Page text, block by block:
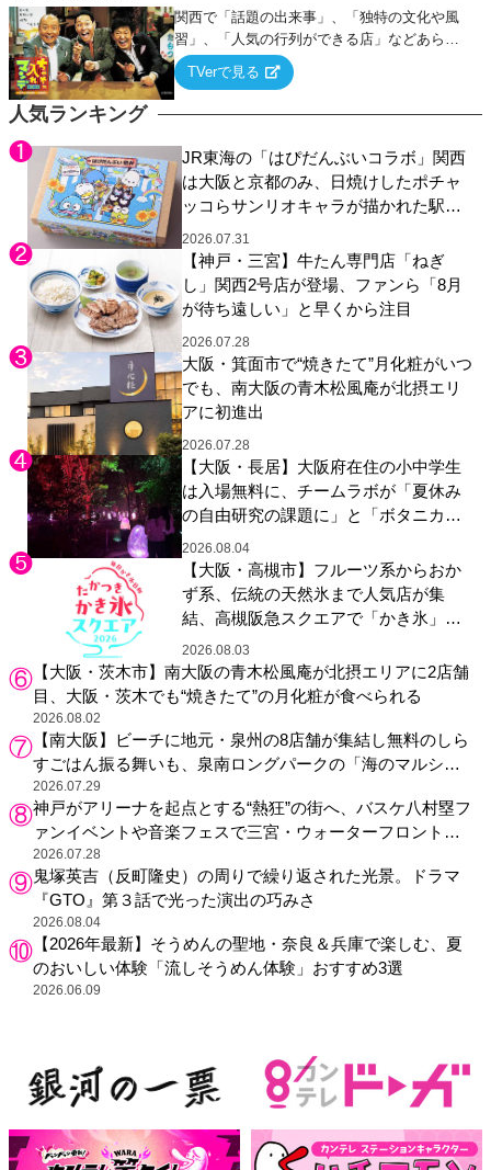
人気ランキング
JR東海の「はぴだんぶいコラボ」関西
は大阪と京都のみ、日焼けしたポチャ
ッコらサンリオキャラが描かれた駅弁
やグッズが登場
2026.07.31
【神戸・三宮】牛たん専門店「ねぎ
し」関西2号店が登場、ファンら「8月
が待ち遠しい」と早くから注目
2026.07.28
大阪・箕面市で“焼きたて”月化粧がいつ
でも、南大阪の青木松風庵が北摂エリ
アに初進出
2026.07.28
【大阪・長居】大阪府在住の小中学生
は入場無料に、チームラボが「夏休み
の自由研究の課題に」と「ボタニカル
ガーデン 大阪」へ招待
2026.08.04
【大阪・高槻市】フルーツ系からおか
ず系、伝統の天然氷まで人気店が集
結、高槻阪急スクエアで「かき氷」祭
り
2026.08.03
【大阪・茨木市】南大阪の青木松風庵が北摂エリアに2店舗
目、大阪・茨木でも“焼きたて”の月化粧が食べられる
2026.08.02
【南大阪】ビーチに地元・泉州の8店舗が集結し無料のしら
すごはん振る舞いも、泉南ロングパークの「海のマルシ
ェ」がリニューアル！
2026.07.29
神戸がアリーナを起点とする“熱狂”の街へ、バスケ八村塁フ
ァンイベントや音楽フェスで三宮・ウォーターフロントを
活性化
2026.07.28
鬼塚英吉（反町隆史）の周りで繰り返された光景。ドラマ
『GTO』第３話で光った演出の巧みさ
2026.08.04
【2026年最新】そうめんの聖地・奈良＆兵庫で楽しむ、夏
のおいしい体験「流しそうめん体験」おすすめ3選
2026.06.09
関西で「話題の出来事」、「独特の文化や風
習」、「人気の行列ができる店」などあらゆ
るテーマについて好き放題にちゃちゃを入れ
ていく関西色を前面に押し出したトークバラ
TVerで見る